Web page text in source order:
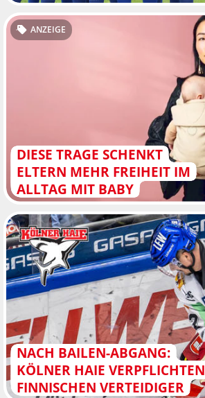
DIESE TRAGE SCHENKT
ELTERN MEHR FREIHEIT IM
ALLTAG MIT BABY
ANZEIGE
NACH BAILEN-ABGANG:
KÖLNER HAIE VERPFLICHTEN
FINNISCHEN VERTEIDIGER